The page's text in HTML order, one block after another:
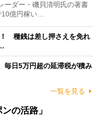
ダー・磯貝清明氏の著書
億円稼い…
！ 種銭は差し押さえを免れ
毎日5万円超の延滞税が積み
一覧を見る
の活路」